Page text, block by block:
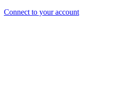
Connect to your account